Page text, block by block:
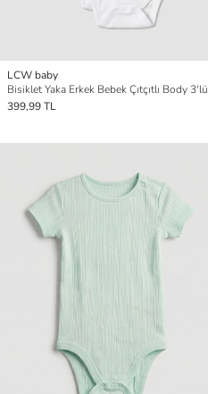
LCW baby
Bisiklet Yaka Erkek Bebek Çıtçıtlı Body 3'lü
399,99 TL